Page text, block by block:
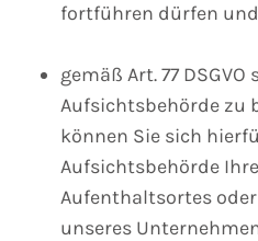
fortführen dürfen und
gemäß Art. 77
Aufsichtsbehörde zu
können Sie sich
Aufsichtsbehörde
Aufenthaltsortes
unseres